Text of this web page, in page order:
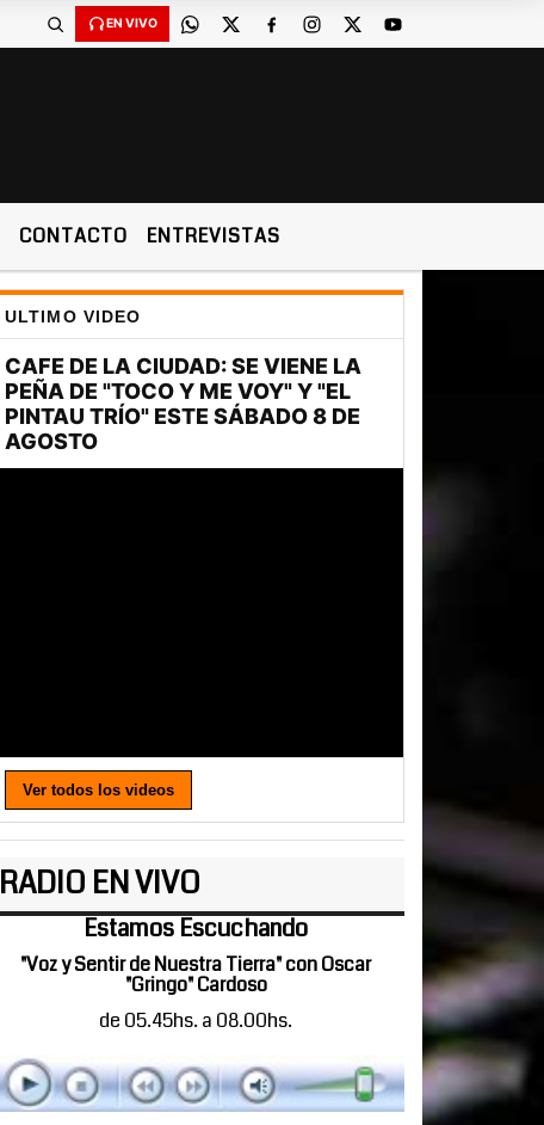
EN VIVO
CONTACTO ENTREVISTAS
ULTIMO VIDEO
Ver todos los videos
RADIO EN VIVO
Estamos Escuchando
"Voz y Sentir de Nuestra Tierra" con Oscar
"Gringo" Cardoso
de 05.45hs. a 08.00hs.